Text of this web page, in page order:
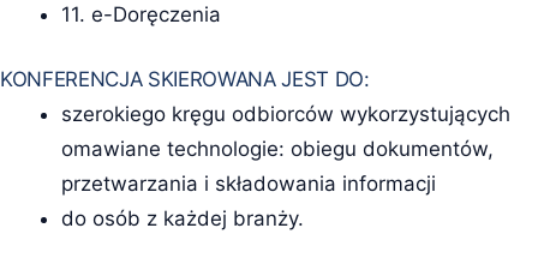
11. e-Doręczenia
KONFERENCJA SKIEROWANA JEST DO:
szerokiego kręgu odbiorców wykorzystujących
omawiane technologie: obiegu dokumentów,
przetwarzania i składowania informacji
do osób z każdej branży.